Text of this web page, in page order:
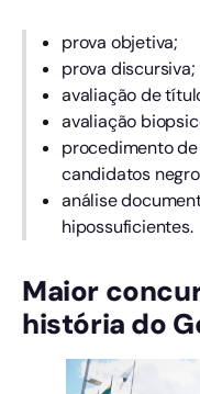
prova objetiva;
prova discursiva;
avaliação de
avaliação
procedimento
candidatos
análise
hipossuficientes.
Maior
história do